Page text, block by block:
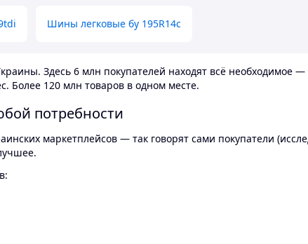
Шины легковые бу 195R14c
Здесь 6 млн покупателей находят всё необходимое
Более 120 млн товаров в одном месте.
потребности
маркетплейсов — так говорят сами покупатели